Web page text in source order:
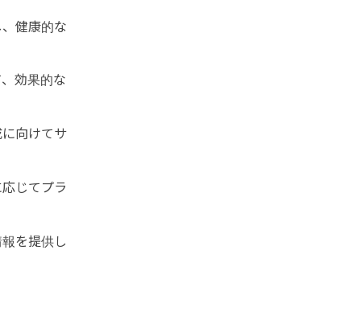
健康的な
効果的な
向けてサ
じてプラ
を提供し